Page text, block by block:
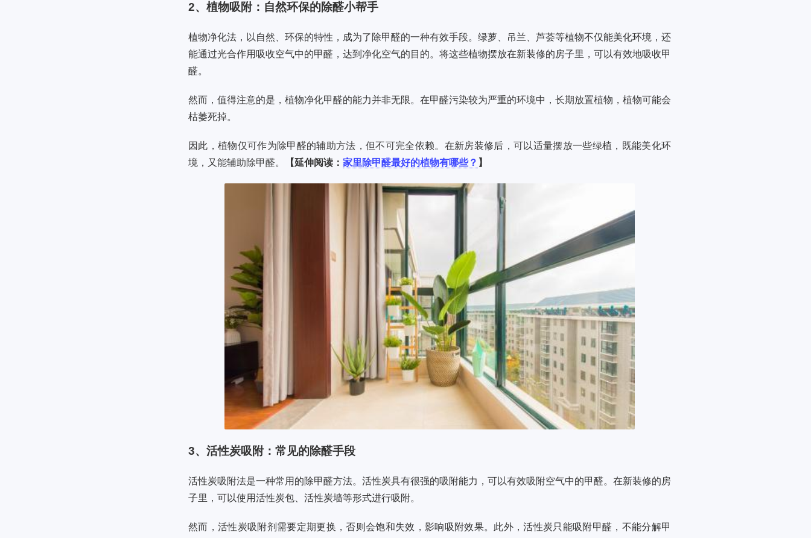
2、植物吸附：自然环保的除醛小帮手
植物净化法，以自然、环保的特性，成为了除甲醛的一种有效手段。绿萝、吊兰、芦荟等植物不仅能美化环境，还
能通过光合作用吸收空气中的甲醛，达到净化空气的目的。将这些植物摆放在新装修的房子里，可以有效地吸收甲
醛。
然而，值得注意的是，植物净化甲醛的能力并非无限。在甲醛污染较为严重的环境中，长期放置植物，植物可能会
枯萎死掉。
因此，植物仅可作为除甲醛的辅助方法，但不可完全依赖。在新房装修后，可以适量摆放一些绿植，既能美化环
境，又能辅助除甲醛。
【延伸阅读： 家里除甲醛最好的植物有哪些？ 】
3、活性炭吸附：常见的除醛手段
活性炭吸附法是一种常用的除甲醛方法。活性炭具有很强的吸附能力，可以有效吸附空气中的甲醛。在新装修的房
子里，可以使用活性炭包、活性炭墙等形式进行吸附。
然而，活性炭吸附剂需要定期更换，否则会饱和失效，影响吸附效果。此外，活性炭只能吸附甲醛，不能分解甲